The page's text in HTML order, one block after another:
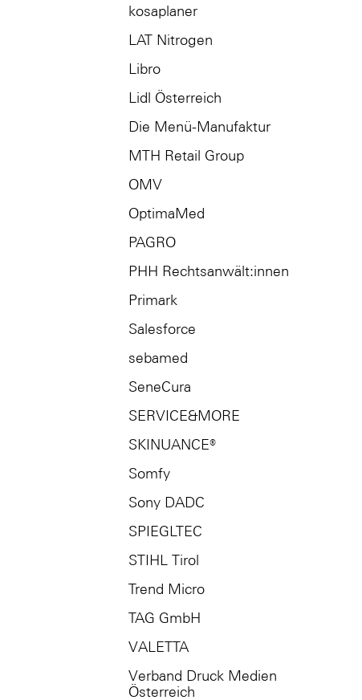
kosaplaner
LAT Nitrogen
Libro
Lidl Österreich
Die Menü-Manufaktur
MTH Retail Group
OMV
OptimaMed
PAGRO
PHH Rechtsanwält:innen
Primark
Salesforce
sebamed
SeneCura
SERVICE&MORE
SKINUANCE®
Somfy
Sony DADC
SPIEGLTEC
STIHL Tirol
Trend Micro
TAG GmbH
VALETTA
Verband Druck Medien
Österreich